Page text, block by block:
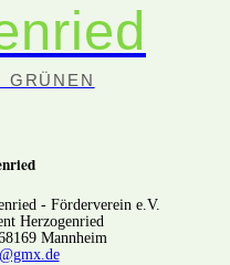
GRÜNEN
- Förderverein e.V.
Herzogenried
Mannheim